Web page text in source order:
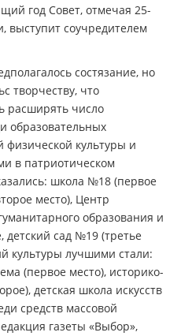
год Совет, отмечая 25-
выступит соучредителем
состязание, но
творчеству, что
расширять число
образовательных
культуры и
в патриотическом
школа №18 (первое
место), Центр
образования и
сад №19 (третье
культуры лучшими стали:
(первое место), историко-
детская школа искусств
средств массовой
газеты «Выбор»,